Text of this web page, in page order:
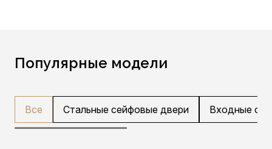
Популярные модели
Все Стальные сейфовые двери Входные